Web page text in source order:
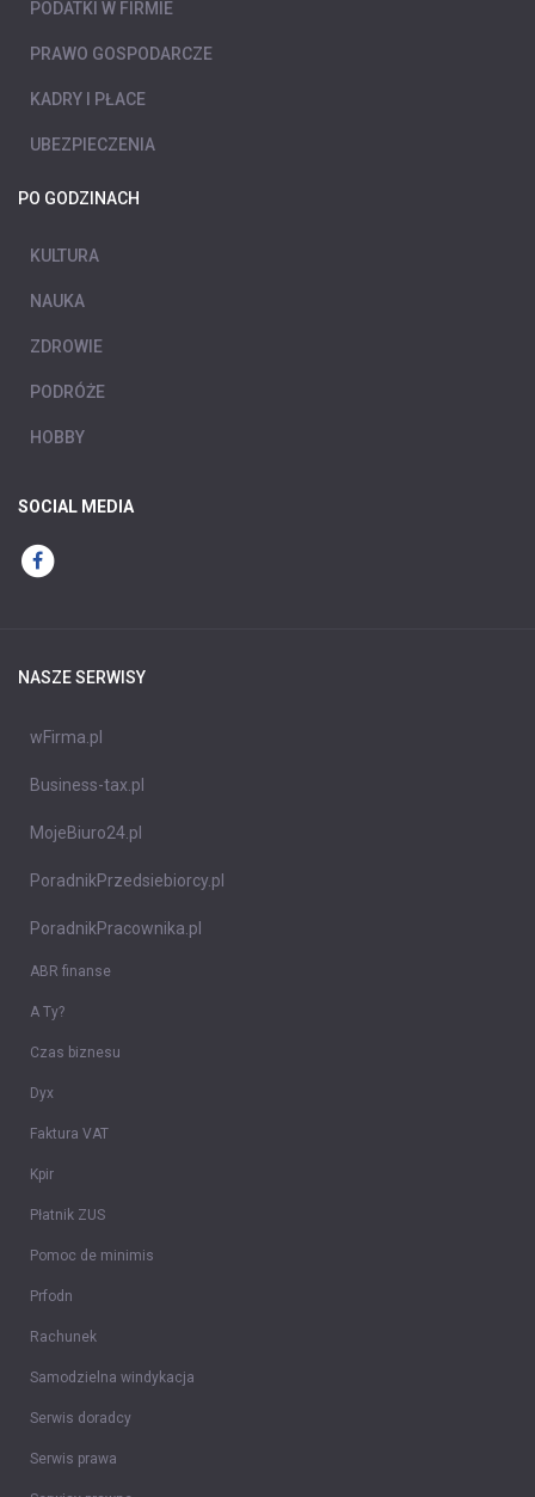
PODATKI W FIRMIE
PRAWO GOSPODARCZE
KADRY I PŁACE
UBEZPIECZENIA
PO GODZINACH
KULTURA
NAUKA
ZDROWIE
PODRÓŻE
HOBBY
SOCIAL MEDIA
NASZE SERWISY
wFirma.pl
Business-tax.pl
MojeBiuro24.pl
PoradnikPrzedsiebiorcy.pl
PoradnikPracownika.pl
ABR finanse
A Ty?
Czas biznesu
Dyx
Faktura VAT
Kpir
Płatnik ZUS
Pomoc de minimis
Prfodn
Rachunek
Samodzielna windykacja
Serwis doradcy
Serwis prawa